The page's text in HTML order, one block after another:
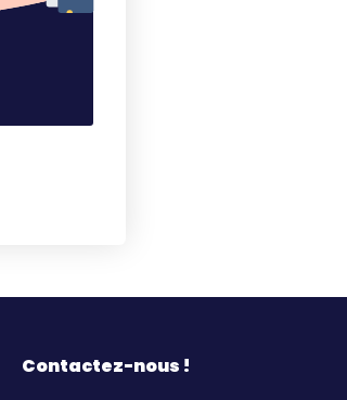
Contactez-nous !